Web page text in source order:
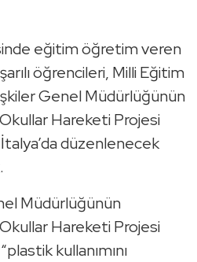
eğitim öğretim veren
öğrencileri, Milli Eğitim
Genel Müdürlüğünün
Hareketi Projesi
düzenlenecek
Müdürlüğünün
Hareketi Projesi
kullanımını